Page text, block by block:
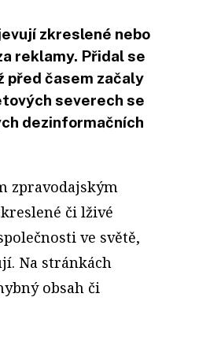
zkreslené nebo
reklamy. Přidal se
před časem začaly
severech se
dezinformačních
zpravodajským
či lživé
ve světě,
Na stránkách
obsah či